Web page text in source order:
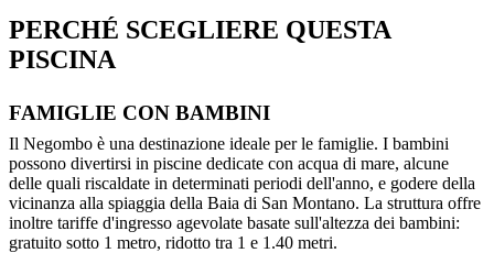
PERCHÉ SCEGLIERE QUESTA
PISCINA
FAMIGLIE CON BAMBINI
Il Negombo è una destinazione ideale per le famiglie. I bambini
possono divertirsi in piscine dedicate con acqua di mare, alcune
delle quali riscaldate in determinati periodi dell'anno, e godere della
vicinanza alla spiaggia della Baia di San Montano. La struttura offre
inoltre tariffe d'ingresso agevolate basate sull'altezza dei bambini:
gratuito sotto 1 metro, ridotto tra 1 e 1.40 metri.